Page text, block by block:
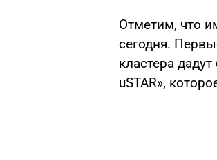
Отметим, что
сегодня.
кластера
uSTAR»,